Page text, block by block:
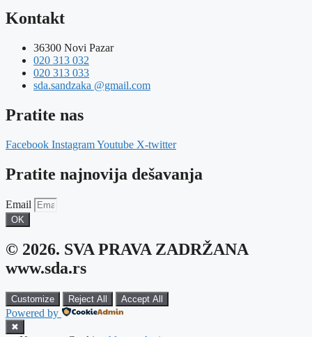
Kontakt
36300 Novi Pazar
020 313 032
020 313 033
sda.sandzaka @gmail.com
Pratite nas
Facebook InstagramYoutube X-twitter
Pratite najnovija dešavanja
Email
OK
© 2026. SVA PRAVA ZADRŽANA
www.sda.rs
Customize Reject All Accept All
Powered by
✖